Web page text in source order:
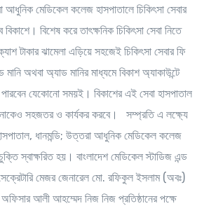
আধুনিক মেডিকেল কলেজ হাসপাতালে চিকিৎসা সেবার
বিশেষ করে তাৎক্ষনিক চিকিৎসা সেবা নিতে
টাকার ঝামেলা এড়িয়ে সহজেই চিকিৎসা সেবার ফি
অথবা অ্যাড মানির মাধ্যমে বিকাশ অ্যাকাউন্টে
যেকোনো সময়ই। বিকাশের এই সেবা হাসপাতাল
সহজতর ও কার্যকর করবে। সম্প্রতি এ লক্ষ্যে
ধানমন্ডি; উত্তরা আধুনিক মেডিকেল কলেজ
স্বাক্ষরিত হয়। বাংলাদেশ মেডিকেল স্টাডিজ এন্ড
সেক্রেটারি মেজর জেনারেল মো. রফিকুল ইসলাম (অবঃ)
অফিসার আলী আহম্মেদ নিজ নিজ প্রতিষ্ঠানের পক্ষে